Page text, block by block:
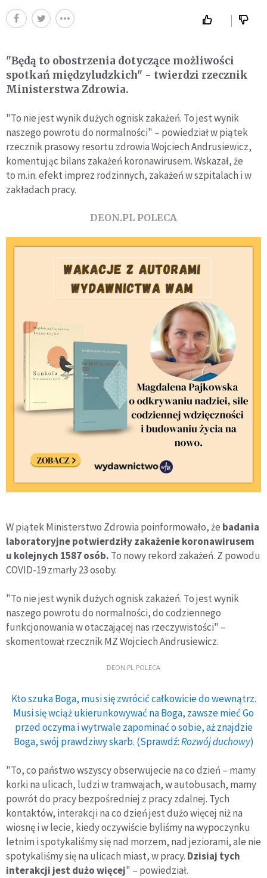
"Będą to obostrzenia dotyczące możliwości
spotkań międzyludzkich" - twierdzi rzecznik
Ministerstwa Zdrowia.
"To nie jest wynik dużych ognisk zakażeń. To jest wynik
naszego powrotu do normalności" – powiedział w piątek
rzecznik prasowy resortu zdrowia Wojciech Andrusiewicz,
komentując bilans zakażeń koronawirusem. Wskazał, że
to m.in. efekt imprez rodzinnych, zakażeń w szpitalach i w
zakładach pracy.
DEON.PL POLECA
W piątek Ministerstwo Zdrowia poinformowało, że badania
laboratoryjne potwierdziły zakażenie koronawirusem
u kolejnych 1587 osób. To nowy rekord zakażeń. Z powodu
COVID-19 zmarły 23 osoby.
"To nie jest wynik dużych ognisk zakażeń. To jest wynik
naszego powrotu do normalności, do codziennego
funkcjonowania w otaczającej nas rzeczywistości" –
skomentował rzecznik MZ Wojciech Andrusiewicz.
DEON.PL POLECA
Kto szuka Boga, musi się zwrócić całkowicie do wewnątrz.
Musi się wciąż ukierunkowywać na Boga, zawsze mieć Go
przed oczyma i wytrwale zapominać o sobie, aż znajdzie
Boga, swój prawdziwy skarb. (Sprawdź:Rozwój duchowy)
"To, co państwo wszyscy obserwujecie na co dzień – mamy
korki na ulicach, ludzi w tramwajach, w autobusach, mamy
powrót do pracy bezpośredniej z pracy zdalnej. Tych
kontaktów, interakcji na co dzień jest dużo więcej niż na
wiosnę i w lecie, kiedy oczywiście byliśmy na wypoczynku
letnim i spotykaliśmy się nad morzem, nad jeziorami, ale nie
spotykaliśmy się na ulicach miast, w pracy. Dzisiaj tych
interakcji jest dużo więcej" – powiedział.